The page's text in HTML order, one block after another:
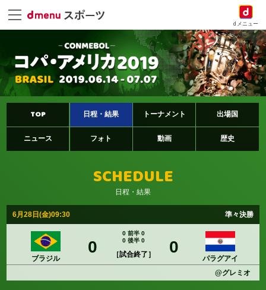
dメニュー
TOP 日程・結果 トーナメント 出場国
ニュース フォト 動画 歴史
SCHEDULE
日程・結果
6月28日(金)09:30 準々決勝
ブラジル
0
0 前半 0
0 後半 0
［試合終了］ 0
パラグアイ
@グレミオ